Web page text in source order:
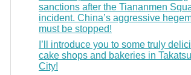
sanctions after the Tiananmen
incident. China’s aggressive
must be stopped!
I’ll introduce you to some truly
cake shops and bakeries in
City!